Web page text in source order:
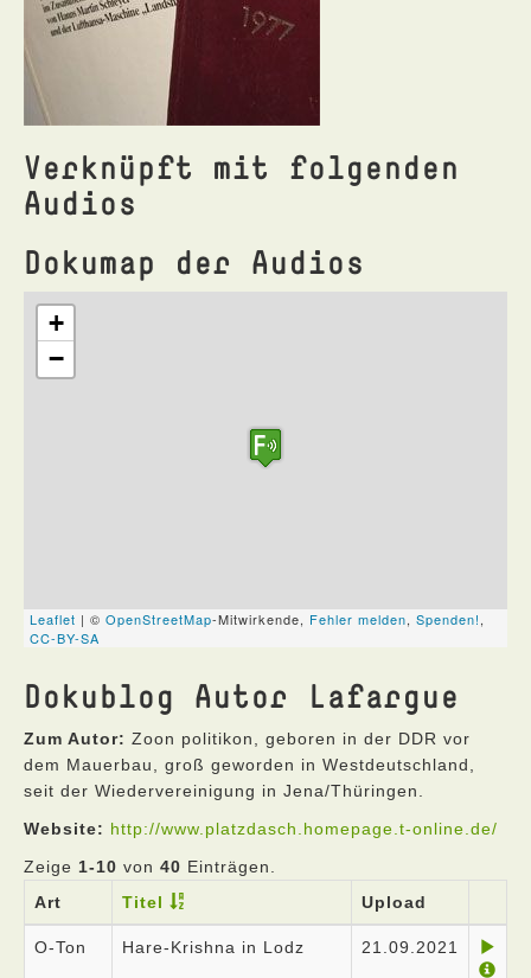
Verknüpft mit folgenden
Audios
Dokumap der Audios
Dokublog Autor Lafargue
Zum Autor: Zoon politikon, geboren in der DDR vor
dem Mauerbau, groß geworden in Westdeutschland,
seit der Wiedervereinigung in Jena/Thüringen.
Website: http://www.platzdasch.homepage.t-online.de/
Zeige 1-10 von 40 Einträgen.
Art
Titel Upload
O-Ton Hare-Krishna in Lodz 21.09.2021